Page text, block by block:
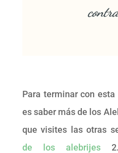
Para terminar con
es saber más de los
que visites las otras
de los alebrijes